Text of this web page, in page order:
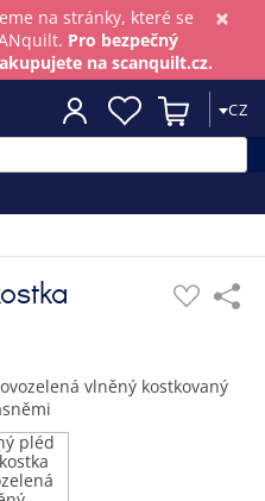
×
na stránky, které se
Pro bezpečný
na scanquilt.cz.
CZ